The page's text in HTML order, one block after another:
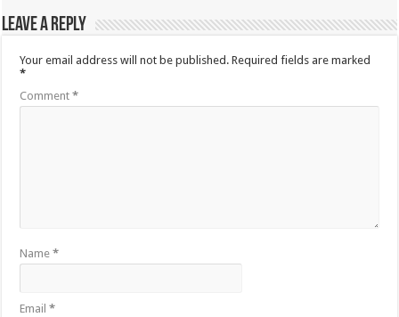
Leave a Reply
Your email address will not be published. Required fields are marked
*
Comment*
Name*
Email*